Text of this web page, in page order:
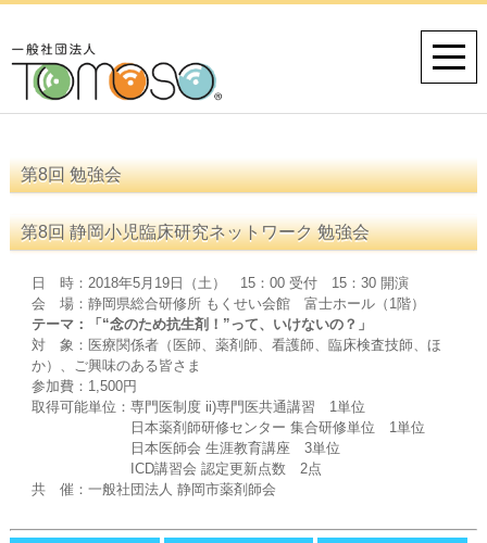
第8回 勉強会
第8回 静岡小児臨床研究ネットワーク 勉強会
日 時：2018年5月19日（土） 15：00 受付 15：30 開演
会 場：静岡県総合研修所 もくせい会館 富士ホール（1階）
テーマ：「“念のため抗生剤！”って、いけないの？」
対 象：医療関係者（医師、薬剤師、看護師、臨床検査技師、ほ
か）、ご興味のある皆さま
参加費：1,500円
取得可能単位：専門医制度 ii)専門医共通講習 1単位
日本薬剤師研修センター 集合研修単位 1単位
日本医師会 生涯教育講座 3単位
ICD講習会 認定更新点数 2点
共 催：一般社団法人 静岡市薬剤師会